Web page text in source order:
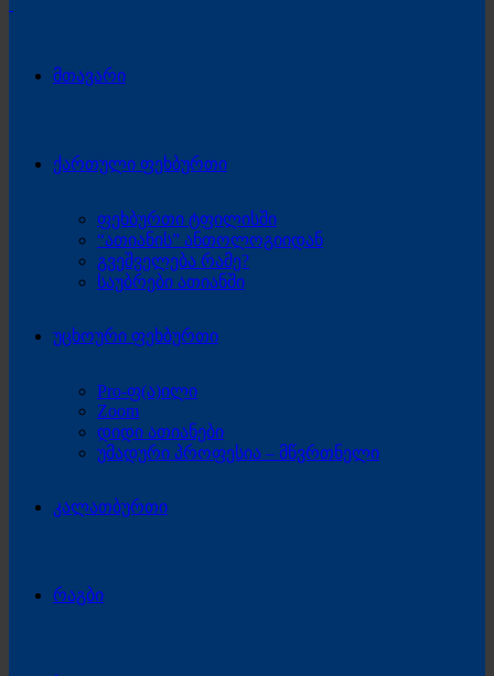
მთავარი
ქართული ფეხბურთი
ფეხბურთი ტფილისში
“ათიანის” ანთოლოგიიდან
გვეშველება რამე?
საუბრები ათიანში
უცხოური ფეხბურთი
Pro-ფ(ა)ილი
Zoom
დიდი ათიანები
უმადური პროფესია – მწვრთნელი
კალათბურთი
რაგბი